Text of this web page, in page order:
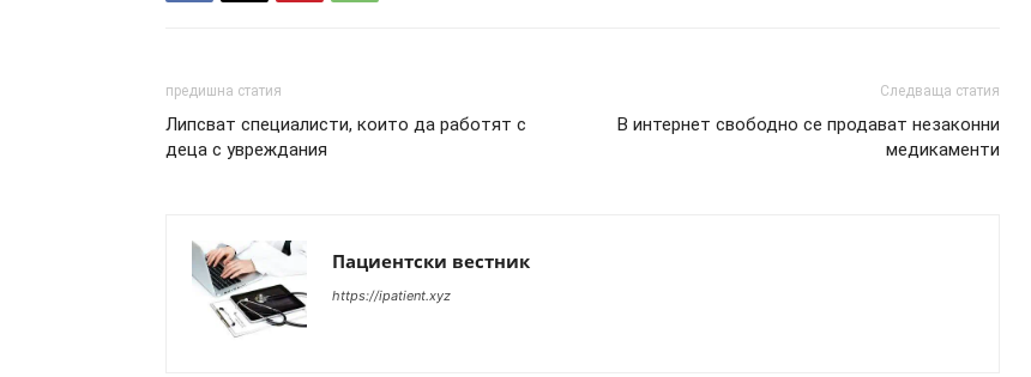
предишна статия
Липсват специалисти, които да работят с
деца с увреждания
Следваща статия
В интернет свободно се продават незаконни
медикаменти
Пациентски вестник
https://ipatient.xyz